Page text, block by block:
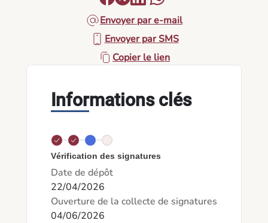
Envoyer par e-mail
Envoyer par SMS
Copier le lien
Informations clés
Vérification des signatures
Date de dépôt
22/04/2026
Ouverture de la collecte de signatures
04/06/2026